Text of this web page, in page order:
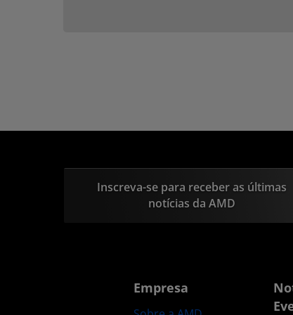
Inscreva-se para receber as últimas
notícias da AMD
Empresa